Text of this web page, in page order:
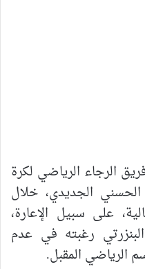
الرجاء الرياضي لكرة
الجديدي، خلال
على سبيل الإعارة،
رغبته في عدم
الرياضي المقبل.